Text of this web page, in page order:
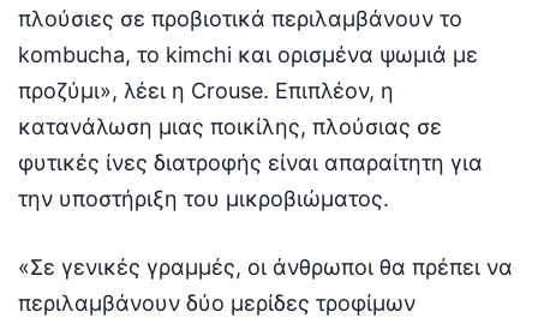
πλούσιες σε προβιοτικά περιλαμβάνουν το
kombucha, το kimchi και ορισμένα ψωμιά με
προζύμι», λέει η Crouse. Επιπλέον, η
κατανάλωση μιας ποικίλης, πλούσιας σε
φυτικές ίνες διατροφής είναι απαραίτητη για
την υποστήριξη του μικροβιώματος.
«Σε γενικές γραμμές, οι άνθρωποι θα πρέπει να
περιλαμβάνουν δύο μερίδες τροφίμων